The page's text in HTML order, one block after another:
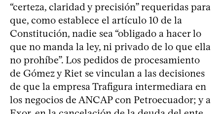
“certeza, claridad y precisión” requeridas para
que, como establece el artículo 10 de la
Constitución, nadie sea “obligado a hacer lo
que no manda la ley, ni privado de lo que ella
no prohíbe”. Los pedidos de procesamiento
de Gómez y Riet se vinculan a las decisiones
de que la empresa Trafigura intermediara en
los negocios de ANCAP con Petroecuador; y a